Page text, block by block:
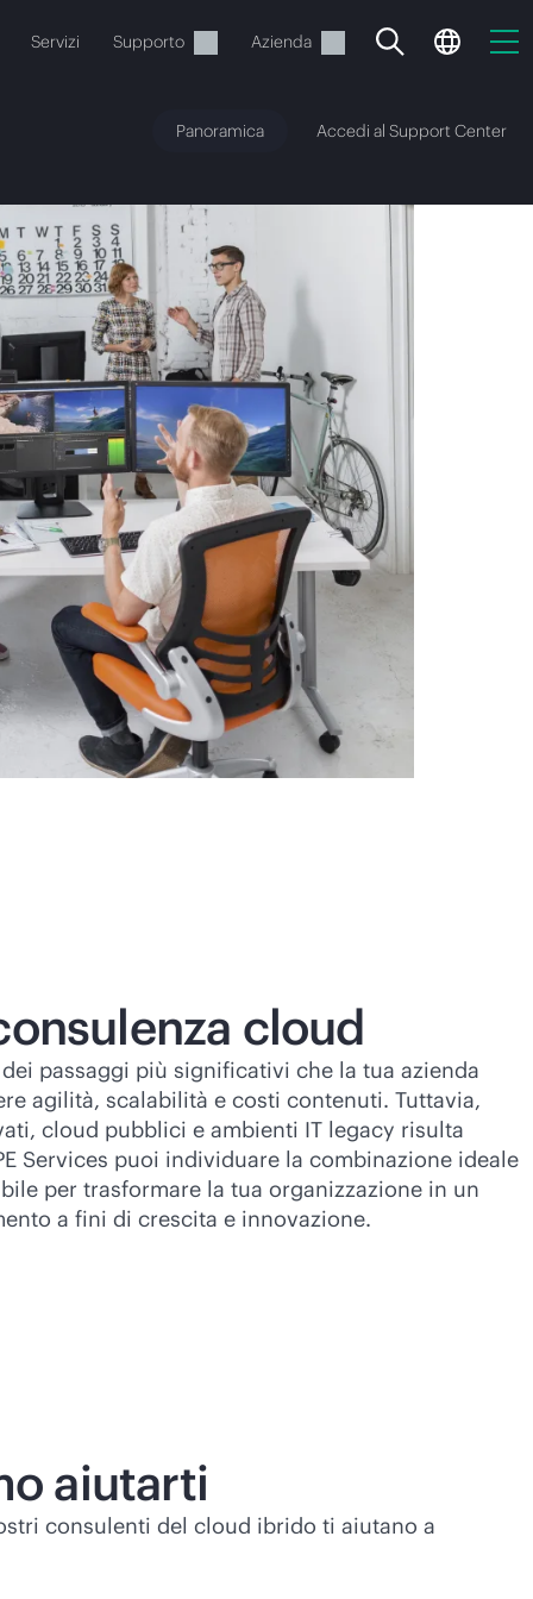
Servizi Supporto Azienda
Panoramica Accedi al Support Center
cloud
passaggi più significativi che la tua azienda
agilità, scalabilità e costi contenuti. Tuttavia,
cloud pubblici e ambienti IT legacy risulta
Services puoi individuare la combinazione ideale
per trasformare la tua organizzazione in un
a fini di crescita e innovazione.
aiutarti
consulenti del cloud ibrido ti aiutano a